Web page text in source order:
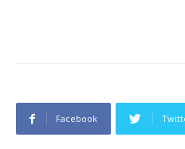
Facebook